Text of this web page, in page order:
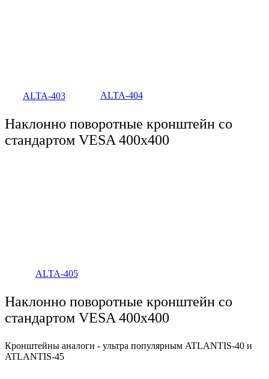
ALTA-403 ALTA-404
Наклонно поворотные кронштейн со
стандартом VESA 400x400
ALTA-405
Наклонно поворотные кронштейн со
стандартом VESA 400x400
Кронштейны аналоги - ультра популярным ATLANTIS-40 и
ATLANTIS-45